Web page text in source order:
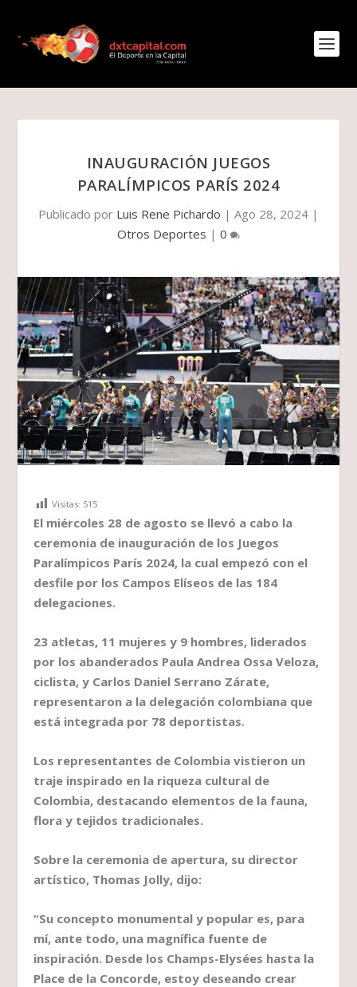
INAUGURACIÓN JUEGOS
PARALÍMPICOS PARÍS 2024
Publicado por Luis Rene Pichardo | Ago 28, 2024 |
Otros Deportes | 0
Visitas: 515
El miércoles 28 de agosto se llevó a cabo la
ceremonia de inauguración de los Juegos
Paralímpicos París 2024, la cual empezó con el
desfile por los Campos Elíseos de las 184
delegaciones.
23 atletas, 11 mujeres y 9 hombres, liderados
por los abanderados Paula Andrea Ossa Veloza,
ciclista, y Carlos Daniel Serrano Zárate,
representaron a la delegación colombiana que
está integrada por 78 deportistas.
Los representantes de Colombia vistieron un
traje inspirado en la riqueza cultural de
Colombia, destacando elementos de la fauna,
flora y tejidos tradicionales.
Sobre la ceremonia de apertura, su director
artístico, Thomas Jolly, dijo:
“Su concepto monumental y popular es, para
mí, ante todo, una magnífica fuente de
inspiración. Desde los Champs-Elysées hasta la
Place de la Concorde, estoy deseando crear